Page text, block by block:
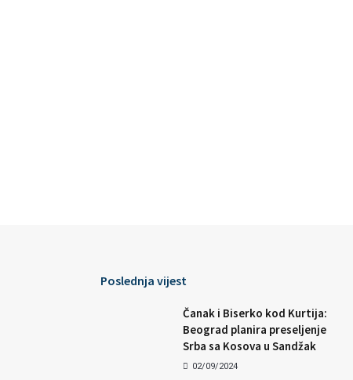
Poslednja vijest
Čanak i Biserko kod Kurtija:
Beograd planira preseljenje
Srba sa Kosova u Sandžak
02/09/2024